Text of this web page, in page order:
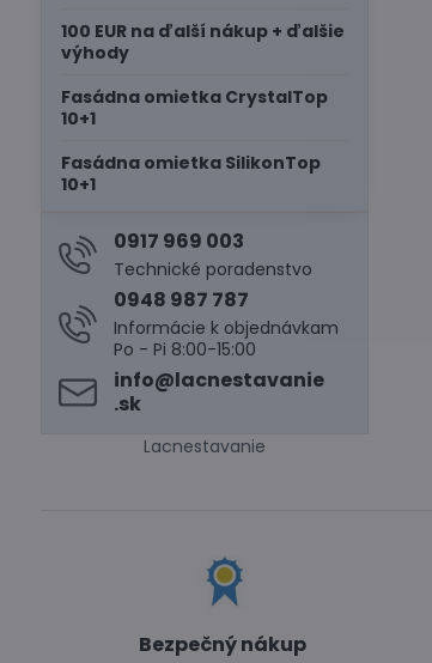
100 EUR na ďalší nákup + ďalšie
výhody
Fasádna omietka CrystalTop
10+1
Fasádna omietka SilikonTop
10+1
0917 969 003
Technické poradenstvo
0948 987 787
Informácie k objednávkam
Po - Pi 8:00-15:00
info​@lacnestavanie​
.sk
Lacnestavanie
Bezpečný nákup